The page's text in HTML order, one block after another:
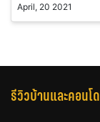
April, 20 2021
รีวิวบ้านและคอนโด